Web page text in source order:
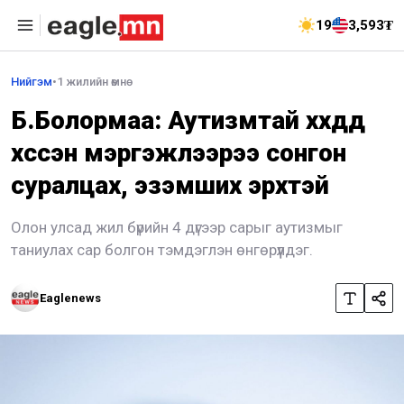
19 3,593₮
Нийгэм•1 жилийн өмнө
Б.Болормаа: Аутизмтай хүүхдүүд
хүссэн мэргэжлээрээ сонгон
суралцах, эзэмших эрхтэй
Олон улсад жил бүрийн 4 дүгээр сарыг аутизмыг
таниулах сар болгон тэмдэглэн өнгөрүүлдэг.
Eaglenews